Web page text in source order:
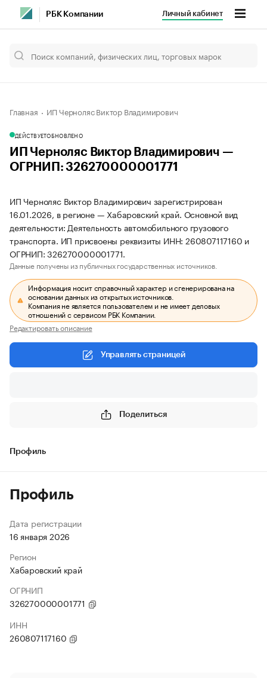
РБК Компании Личный кабинет
Главная ИП Черноляс Виктор Владимирович
ДЕЙСТВУЕТОБНОВЛЕНО
ИП Черноляс Виктор Владимирович —
ОГРНИП: 326270000001771
ИП Черноляс Виктор Владимирович зарегистрирован
16.01.2026, в регионе — Хабаровский край. Основной вид
деятельности: Деятельность автомобильного грузового
транспорта. ИП присвоены реквизиты ИНН: 260807117160 и
ОГРНИП: 326270000001771.
Данные получены из публичных государственных источников.
Информация носит справочный характер и сгенерирована на
основании данных из открытых источников.
Компания не является пользователем и не имеет деловых
отношений с сервисом РБК Компании.
Редактировать описание
Управлять страницей
Поделиться
Профиль
Профиль
Дата регистрации
16 января 2026
Регион
Хабаровский край
ОГРНИП
326270000001771
ИНН
260807117160